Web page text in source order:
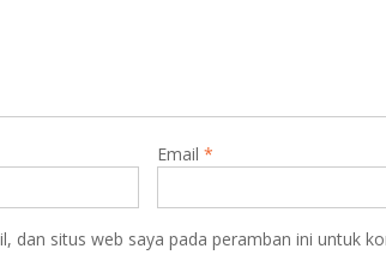
Email *
dan situs web saya pada peramban ini untuk